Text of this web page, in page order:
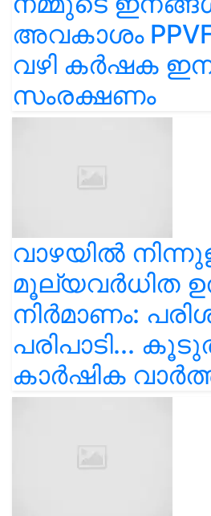
അവകാശം
വഴി കർഷക
സംരക്ഷണം
വാഴയിൽ
മൂല്യവർധിത
നിർമാണം:
പരിപാടി...
കാർഷിക